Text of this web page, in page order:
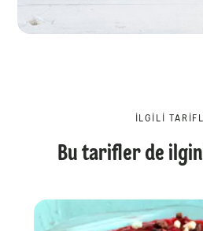
İLGILI
Bu tarifler de